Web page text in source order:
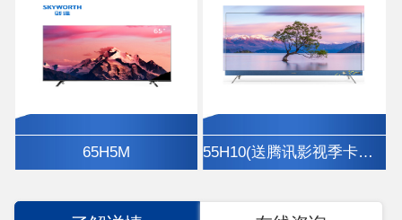
65H5M 55H10(送腾讯影视季卡、挂架)